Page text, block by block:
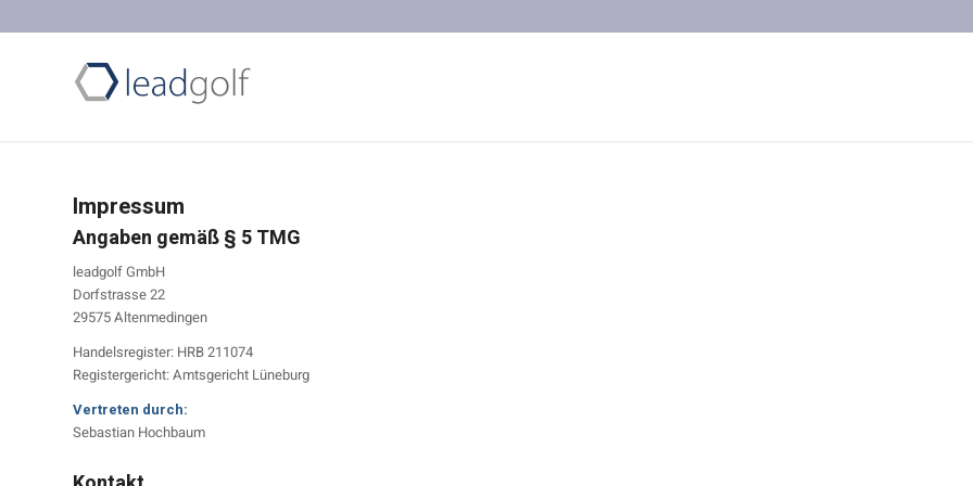
Impressum
Angaben gemäß § 5 TMG
leadgolf GmbH
Dorfstrasse 22
29575 Altenmedingen
Handelsregister: HRB 211074
Registergericht: Amtsgericht Lüneburg
Vertreten durch:
Sebastian Hochbaum